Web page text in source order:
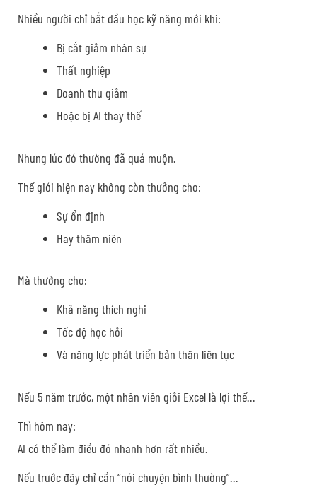
Nhiều người chỉ bắt đầu học kỹ năng mới khi:
Bị cắt giảm nhân sự
Thất nghiệp
Doanh thu giảm
Hoặc bị AI thay thế
Nhưng lúc đó thường đã quá muộn.
Thế giới hiện nay không còn thưởng cho:
Sự ổn định
Hay thâm niên
Mà thưởng cho:
Khả năng thích nghi
Tốc độ học hỏi
Và năng lực phát triển bản thân liên tục
Nếu 5 năm trước, một nhân viên giỏi Excel là lợi thế…
Thì hôm nay:
AI có thể làm điều đó nhanh hơn rất nhiều.
Nếu trước đây chỉ cần “nói chuyện bình thường”…